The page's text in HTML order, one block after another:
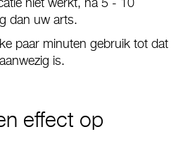
niet werkt, na 5 - 10
dan uw arts.
paar minuten gebruik tot dat
is.
effect op